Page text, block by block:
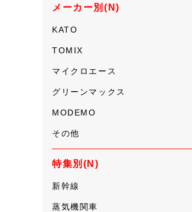
メーカー別(N)
KATO
TOMIX
マイクロエース
グリーンマックス
MODEMO
その他
特集別(N)
新幹線
蒸気機関車